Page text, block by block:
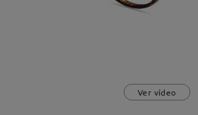
Ver vídeo